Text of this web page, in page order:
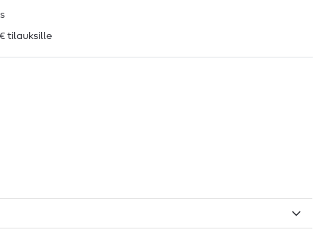
tilauksille